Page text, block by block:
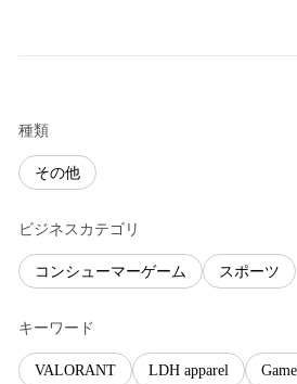
種類
その他
ビジネスカテゴリ
コンシューマーゲーム スポーツ
キーワード
VALORANT LDH apparel